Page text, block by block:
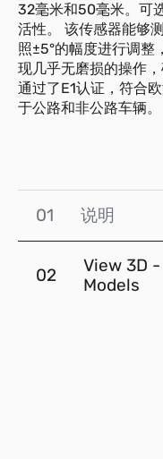
32毫米和50毫米。可
活性。 该传感器能够
照±5°的幅度进行调整
现几乎无磨损的操作
通过了E1认证，符合
于公路和非公路车辆。
01 说明
02
View 3D
Models